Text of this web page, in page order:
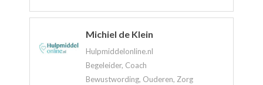
Michiel de Klein
Hulpmiddelonline.nl
Begeleider, Coach
Bewustwording, Ouderen, Zorg